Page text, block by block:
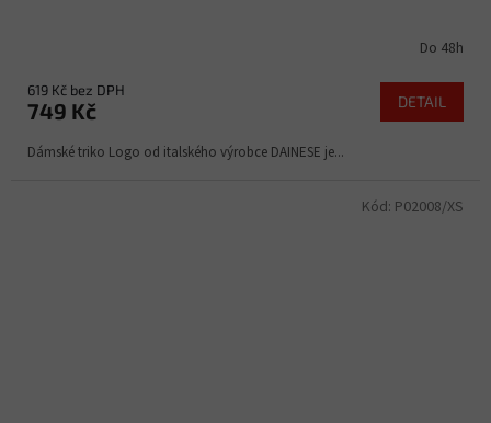
Do 48h
619 Kč bez DPH
749 Kč DETAIL
Dámské triko Logo od italského výrobce DAINESE je...
Kód: P02008/XS